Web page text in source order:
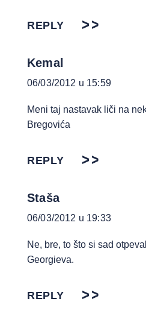
REPLY
Kemal
06/03/2012 u 15:59
Meni taj nastavak liči na
Bregovića
REPLY
Staša
06/03/2012 u 19:33
Ne, bre, to što si sad
Georgieva.
REPLY